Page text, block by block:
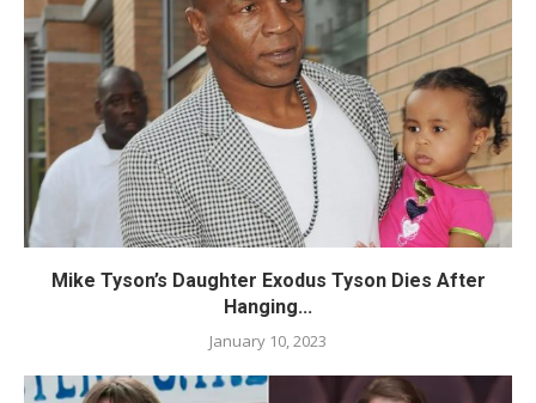
Mike Tyson’s Daughter Exodus Tyson Dies After
Hanging...
January 10, 2023